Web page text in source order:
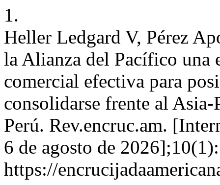
1.
Heller Ledgard V, Pérez
la Alianza del Pacífico una
comercial efectiva para
consolidarse frente al
Perú. Rev.encruc.am.
6 de agosto de
https://